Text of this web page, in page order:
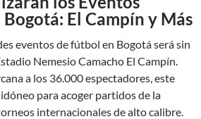
El Campín y Más
eventos de fútbol en Bogotá será sin
Nemesio Camacho El Campín.
a los 36.000 espectadores, este
para acoger partidos de la
internacionales de alto calibre.